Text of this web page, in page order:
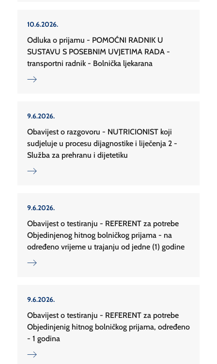
10.6.2026.
Odluka o prijamu - POMOĆNI RADNIK U
SUSTAVU S POSEBNIM UVJETIMA RADA -
transportni radnik - Bolnička ljekarana
9.6.2026.
Obavijest o razgovoru - NUTRICIONIST koji
sudjeluje u procesu dijagnostike i liječenja 2 -
Služba za prehranu i dijetetiku
9.6.2026.
Obavijest o testiranju - REFERENT za potrebe
Objedinjenog hitnog bolničkog prijama - na
određeno vrijeme u trajanju od jedne (1) godine
9.6.2026.
Obavijest o testiranju - REFERENT za potrebe
Objedinjenig hitnog bolničkog prijama, određeno
- 1 godina